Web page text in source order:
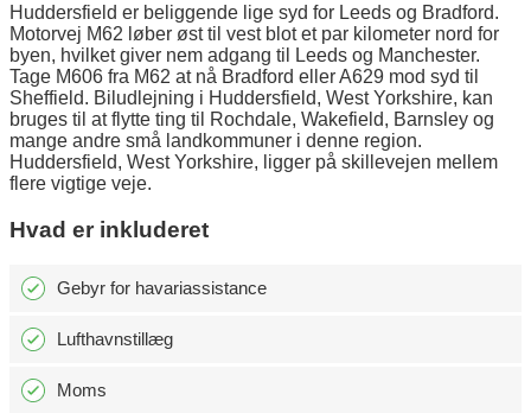
Huddersfield er beliggende lige syd for Leeds og Bradford.
Motorvej M62 løber øst til vest blot et par kilometer nord for
byen, hvilket giver nem adgang til Leeds og Manchester.
Tage M606 fra M62 at nå Bradford eller A629 mod syd til
Sheffield. Biludlejning i Huddersfield, West Yorkshire, kan
bruges til at flytte ting til Rochdale, Wakefield, Barnsley og
mange andre små landkommuner i denne region.
Huddersfield, West Yorkshire, ligger på skillevejen mellem
flere vigtige veje.
Hvad er inkluderet
Gebyr for havariassistance
Lufthavnstillæg
Moms